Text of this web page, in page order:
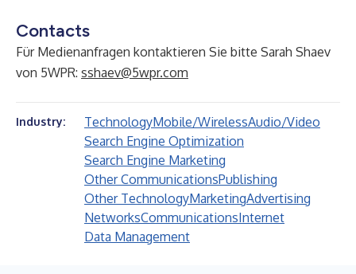
Contacts
Für Medienanfragen kontaktieren Sie bitte Sarah Shaev
von 5WPR: sshaev@5wpr.com
Industry: TechnologyMobile/WirelessAudio/Video
Search Engine Optimization
Search Engine Marketing
Other CommunicationsPublishing
Other TechnologyMarketingAdvertising
NetworksCommunicationsInternet
Data Management